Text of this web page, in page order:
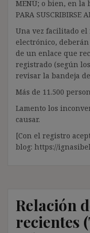
MENÚ; o bien, en la
PARA SUSCRIBIRSE
Una vez facilitado
electrónico,
de un enlace que
registrado (según
revisar la bandeja de
Más de 11.500
Lamento los
causar.
[Con el registro
blog: https://
Relación
recientes